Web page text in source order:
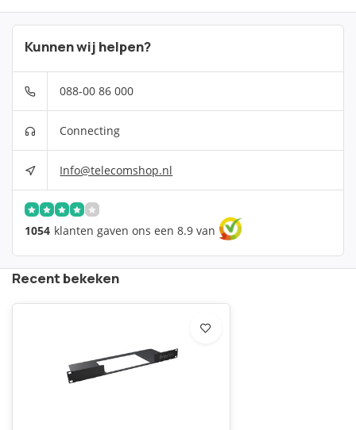
Kunnen wij helpen?
088-00 86 000
Connecting
Info@telecomshop.nl
1054 klanten gaven ons een 8.9 van
Recent bekeken